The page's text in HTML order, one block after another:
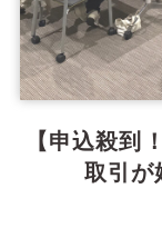
【申込殺到
取引が